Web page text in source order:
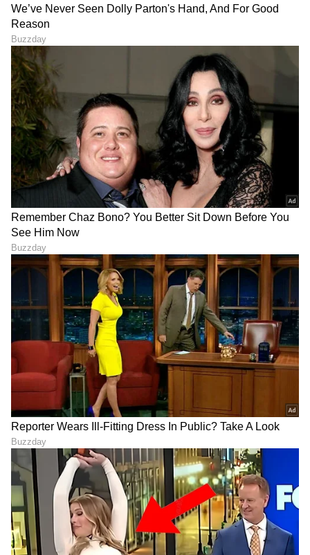
9
13
ವಿದ್ಯಾ ಬಾಲನ್ ಸಿದ್ಧಾರ್ಥ್ ರಾಯ್ ಕಪೂರ್
ವಿದ್ಯಾ ಬಾಲನ್ ಅವರು 2012 ರಲ್ಲಿ ಸಿದ್ಧಾರ್ಥ್ ರಾಯ್
ಕಪೂರ್ ಅವರೊಂದಿಗೆ ವಿವಾಹವಾದರು. ಸಿದ್ಧಾರ್ಥ್
ಬಾಲಿವುಡ್‌ನ ಅತಿದೊಡ್ಡ ನಿರ್ಮಾಣ ಸಂಸ್ಥೆಯಾದ UTV
ಮೋಷನ್ ಪಿಕ್ಚರ್ಸ್‌ನ ಅಧ್ಯಕ್ಷರಾಗಿದ್ದಾರೆ. ಅವರು ರಾಯ್
ಕಪೂರ್ ಫಿಲ್ಮ್ಸ್ ಎಂಬ ಅವರ ಆಂತರಿಕ ನಿರ್ಮಾಣ
ಕಂಪನಿಯ ವ್ಯವಸ್ಥಾಪಕ ನಿರ್ದೇಶಕರಾಗಿದ್ದಾರೆ.